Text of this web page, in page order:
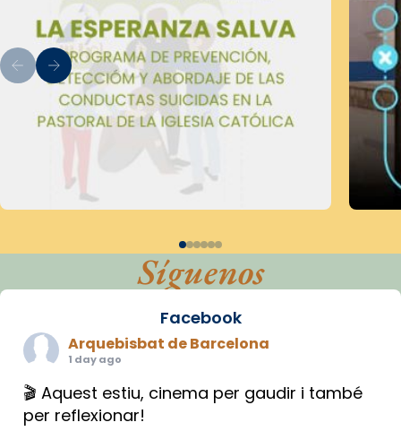
Síguenos
Facebook
Arquebisbat de Barcelona
1 day ago
🎬 Aquest estiu, cinema per gaudir i també
per reflexionar!